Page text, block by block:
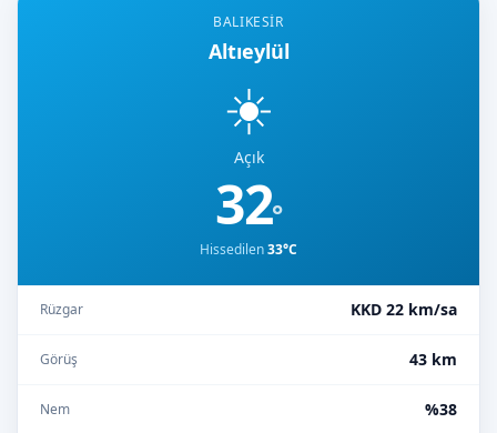
BALIKESIR
Altıeylül
☀️
Açık
32°
Hissedilen33°C
Rüzgar KKD 22 km/sa
Görüş 43 km
Nem %38